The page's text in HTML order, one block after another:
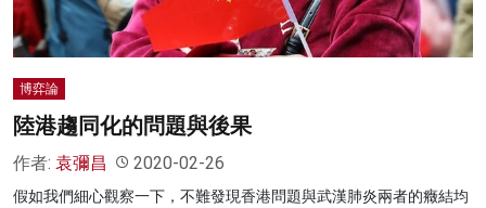
博弈論
陸港趨同化的問題與後果
作者: 袁彌昌 2020-02-26
假如我們細心觀察一下，不難發現香港問題與武漢肺炎兩者的癥結均